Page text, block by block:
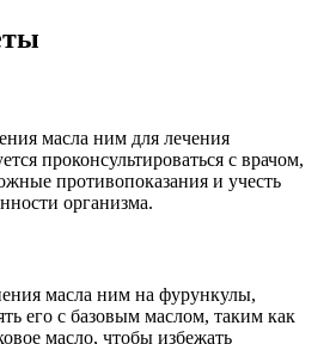
масла ним для лечения
проконсультироваться с врачом,
противопоказания и учесть
организма.
масла ним на фурункулы,
его с базовым маслом, таким как
масло, чтобы избежать